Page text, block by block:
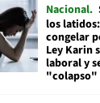
Nacional
los
congelar
Ley Karin
laboral y
"colapso"